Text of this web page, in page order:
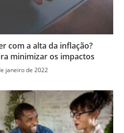
com a alta da inflação?
minimizar os impactos
janeiro de 2022